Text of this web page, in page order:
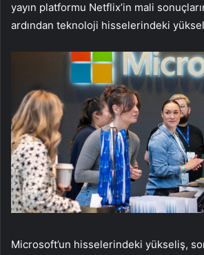
yayın platformu Netflix’in mali
ardından teknoloji hisselerindeki
Microsoft’un hisselerindeki yükseliş,